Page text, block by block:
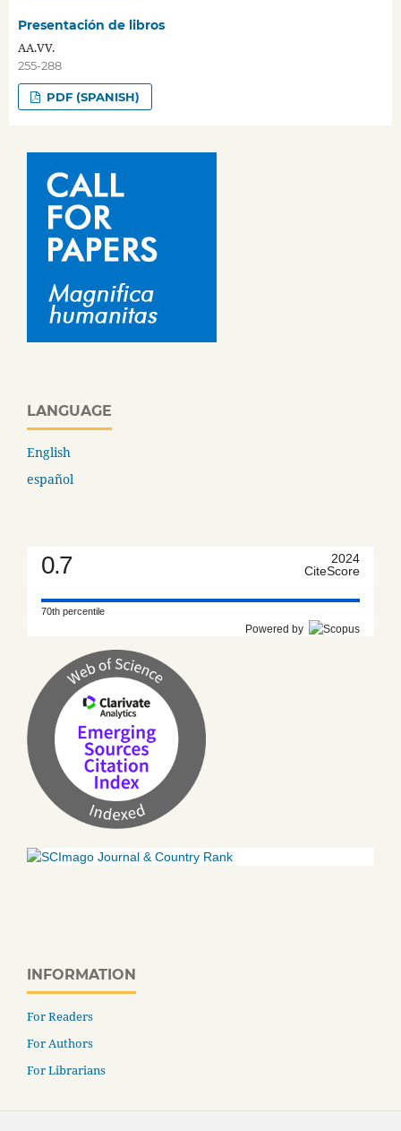
Presentación de libros
AA.VV.
255-288
PDF (SPANISH)
LANGUAGE
English
español
0.7
2024
CiteScore
70th percentile
Powered by
INFORMATION
For Readers
For Authors
For Librarians